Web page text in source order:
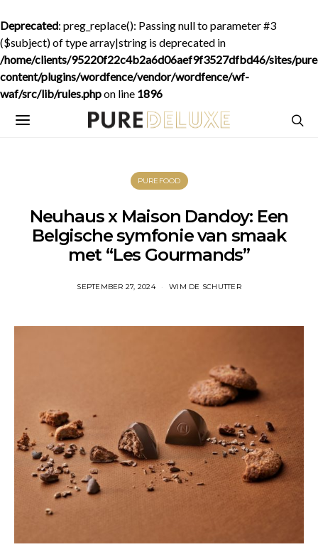
Deprecated: preg_replace(): Passing null to parameter #3
($subject) of type array|string is deprecated in
/home/clients/95220f22c4b2a6d06aef9f3527dfbd46/sites/
content/plugins/wordfence/vendor/wordfence/wf-
waf/src/lib/rules.phpon line 1896
PUREFOOD
Neuhaus x Maison Dandoy: Een
Belgische symfonie van smaak
met “Les Gourmands”
SEPTEMBER 27, 2024 WIM DE SCHUTTER